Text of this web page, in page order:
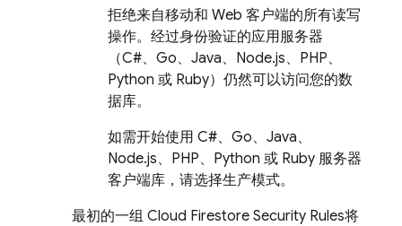
拒绝来自移动和 Web 客户端的所有读写
操作。经过身份验证的应用服务器
（C#、Go、Java、Node.js、PHP、
Python 或 Ruby）仍然可以访问您的数
据库。
如需开始使用 C#、Go、Java、
Node.js、PHP、Python 或 Ruby 服务器
客户端库，请选择生产模式。
最初的一组 Cloud Firestore Security Rules将